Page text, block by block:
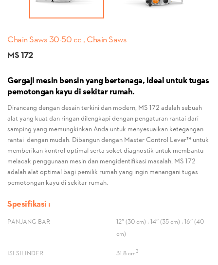
Chain Saws 30-50 cc , Chain Saws
MS 172
Gergaji mesin bensin yang bertenaga, ideal untuk tugas
pemotongan kayu di sekitar rumah.
Dirancang dengan desain terkini dan modern, MS 172 adalah sebuah
alat yang kuat dan ringan dilengkapi dengan pengaturan rantai dari
samping yang memungkinkan Anda untuk menyesuaikan ketegangan
rantai dengan mudah. Dibangun dengan Master Control Lever™ untuk
memberikan kontrol optimal serta soket diagnostik untuk membantu
melacak penggunaan mesin dan mengidentifikasi masalah, MS 172
adalah alat optimal bagi pemilik rumah yang ingin menangani tugas
pemotongan kayu di sekitar rumah.
Spesifikasi :
PANJANG BAR
12″ (30 cm) ; 14″ (35 cm) ; 16″ (40
cm)
ISI SILINDER 31.8 cm3